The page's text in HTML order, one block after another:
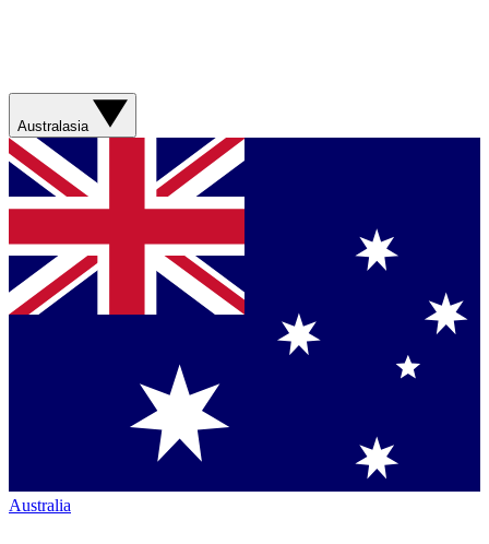
Australasia
Australia